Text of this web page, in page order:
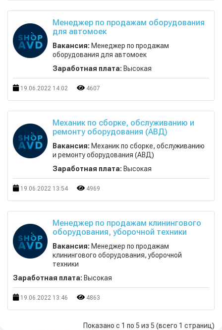
Менеджер по продажам оборудования
для автомоек
Вакансия: Менеджер по продажам
оборудования для автомоек
Заработная плата: Высокая
19.06.2022 14:02 4607
Механик по сборке, обслуживанию и
ремонту оборудования (АВД)
Вакансия: Механик по сборке, обслуживанию
и ремонту оборудования (АВД)
Заработная плата: Высокая
19.06.2022 13:54 4969
Менеджер по продажам клинингового
оборудования, уборочной техники
Вакансия: Менеджер по продажам
клинингового оборудования, уборочной
техники
Заработная плата: Высокая
19.06.2022 13:46 4863
Показано с 1 по 5 из 5 (всего 1 страниц)